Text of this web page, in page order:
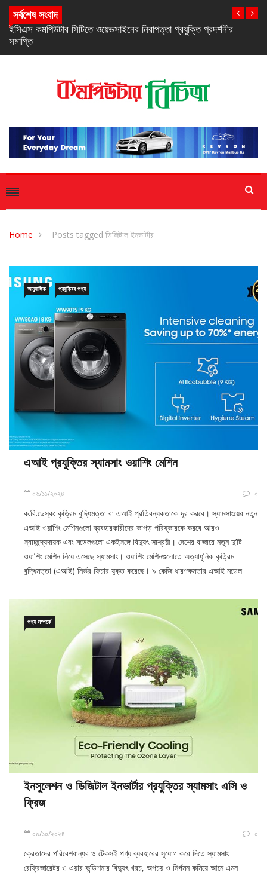
সর্বশেষ সংবাদ
নিরবচ্ছিন্ন পাওয়ার নিশ্চিতে রিয়েলমির নতুন সি-সিরিজ স্মার্টফোন
Home Posts tagged ডিজিটাল ইনভার্টার
আনুষাঙ্গিক প্রযুক্রির পণ্য
এআই প্রযুক্তির স্যামসাং ওয়াশিং মেশিন
০৬/১১/২০২৪ ০
ক.বি.ডেস্ক: কৃত্রিম বুদ্ধিমত্তা বা এআই প্রতিবন্ধকতাকে দূর করবে। স্যামসাংয়ের নতুন
এআই ওয়াশিং মেশিনগুলো ব্যবহারকারীদের কাপড় পরিষ্কারকে করবে আরও
স্বাচ্ছন্দ্যদায়ক এবং মডেলগুলো একইসঙ্গে বিদ্যুৎ সাশ্রয়ী। দেশের বাজারে নতুন দু’টি
ওয়াশিং মেশিন নিয়ে এসেছে স্যামসাং। ওয়াশিং মেশিনগুলোতে অত্যাধুনিক কৃত্রিম
বুদ্ধিমত্তা (এআই) নির্ভর ফিচার যুক্ত করেছে। ৯ কেজি ধারণক্ষমতার এআই মডেল
পণ্য সম্পর্কে
ইনসুলেশন ও ডিজিটাল ইনভার্টার প্রযুক্তির স্যামসাং এসি ও
ফ্রিজ
০৯/১০/২০২৪ ০
ক্রেতাদের পরিবেশবান্ধব ও টেকসই পণ্য ব্যবহারের সুযোগ করে দিতে স্যামসাং
রেফ্রিজারেটর ও এয়ার কন্ডিশনার বিদ্যুৎ খরচ, অপচয় ও নির্গমন কমিয়ে আনে এমন